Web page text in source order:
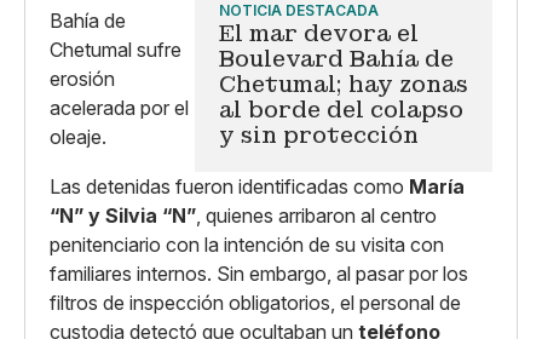
NOTICIA DESTACADA
El mar devora el
Boulevard Bahía de
Chetumal; hay zonas
al borde del colapso
y sin protección
Las detenidas fueron identificadas como María
“N” y Silvia “N”, quienes arribaron al centro
penitenciario con la intención de su visita con
familiares internos. Sin embargo, al pasar por los
filtros de inspección obligatorios, el personal de
custodia detectó que ocultaban un teléfono